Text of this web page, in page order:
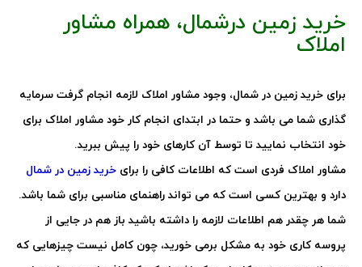
خرید زمین درشمال، همراه مشاور
املاک
برای خرید زمین در شمال، وجود مشاور املاک لازمه انجام گرفت سرمایه
گذاری شما می باشد و حتما در ابتدای انجام کار خود مشاور املاک برای
خود انتخاب نمایید تا توسط آن کارهای خود را پیش ببرید.
مشاور املاک فردی است که اطلاعات کافی را برای خرید زمین در شمال
دارد و بهترین کسی است که می تواند راهنمای مناسبی برای شما باشد.
شما هر چقدر هم اطلاعات لازمه را داشته باشید باز هم در جایی از
پروسه کاری خود به مشکل برمی خورید، چون کامل نیست چیزهایی که